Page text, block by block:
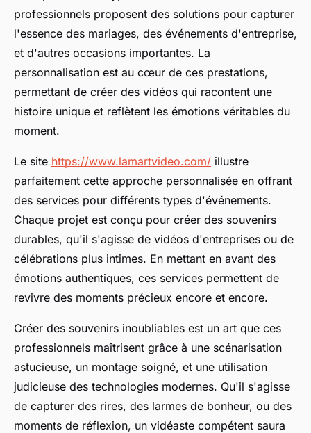
professionnels proposent des solutions pour capturer
l'essence des mariages, des événements d'entreprise,
et d'autres occasions importantes. La
personnalisation est au cœur de ces prestations,
permettant de créer des vidéos qui racontent une
histoire unique et reflètent les émotions véritables du
moment.
Le site https://www.lamartvideo.com/ illustre
parfaitement cette approche personnalisée en offrant
des services pour différents types d'événements.
Chaque projet est conçu pour créer des souvenirs
durables, qu'il s'agisse de vidéos d'entreprises ou de
célébrations plus intimes. En mettant en avant des
émotions authentiques, ces services permettent de
revivre des moments précieux encore et encore.
Créer des souvenirs inoubliables est un art que ces
professionnels maîtrisent grâce à une scénarisation
astucieuse, un montage soigné, et une utilisation
judicieuse des technologies modernes. Qu'il s'agisse
de capturer des rires, des larmes de bonheur, ou des
moments de réflexion, un vidéaste compétent saura